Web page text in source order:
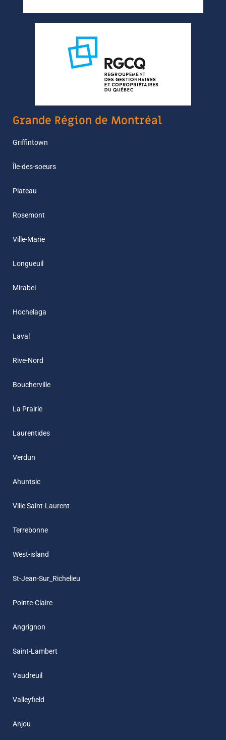
Grande Région de Montréal
Griffintown
Île-des-soeurs
Plateau
Rosemont
Ville-Marie
Longueuil
Mirabel
Hochelaga
Laval
Rive-Nord
Boucherville
La Prairie
Laurentides
Verdun
Ahuntsic
Ville Saint-Laurent
Terrebonne
West-island
St-Jean-Sur_Richelieu
Pointe-Claire
Angrignon
Saint-Lambert
Vaudreuil
Valleyfield
Anjou